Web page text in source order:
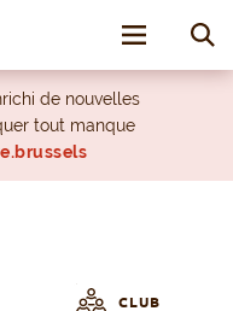
Toggle
de nouvelles
tout manque
CLUB